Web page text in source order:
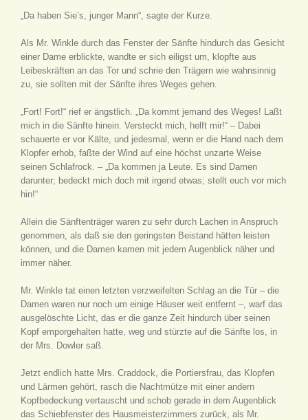
„Da haben Sie’s, junger Mann“, sagte der Kurze.
Als Mr. Winkle durch das Fenster der Sänfte hindurch das Gesicht
einer Dame erblickte, wandte er sich eiligst um, klopfte aus
Leibeskräften an das Tor und schrie den Trägern wie wahnsinnig
zu, sie sollten mit der Sänfte ihres Weges gehen.
„Fort! Fort!“ rief er ängstlich. „Da kommt jemand des Weges! Laßt
mich in die Sänfte hinein. Versteckt mich, helft mir!“ – Dabei
schauerte er vor Kälte, und jedesmal, wenn er die Hand nach dem
Klopfer erhob, faßte der Wind auf eine höchst unzarte Weise
seinen Schlafrock. – „Da kommen ja Leute. Es sind Damen
darunter; bedeckt mich doch mit irgend etwas; stellt euch vor mich
hin!“
Allein die Sänftenträger waren zu sehr durch Lachen in Anspruch
genommen, als daß sie den geringsten Beistand hätten leisten
können, und die Damen kamen mit jedem Augenblick näher und
immer näher.
Mr. Winkle tat einen letzten verzweifelten Schlag an die Tür – die
Damen waren nur noch um einige Häuser weit entfernt –, warf das
ausgelöschte Licht, das er die ganze Zeit hindurch über seinen
Kopf emporgehalten hatte, weg und stürzte auf die Sänfte los, in
der Mrs. Dowler saß.
Jetzt endlich hatte Mrs. Craddock, die Portiersfrau, das Klopfen
und Lärmen gehört, rasch die Nachtmütze mit einer andern
Kopfbedeckung vertauscht und schob gerade in dem Augenblick
das Schiebfenster des Hausmeisterzimmers zurück, als Mr.